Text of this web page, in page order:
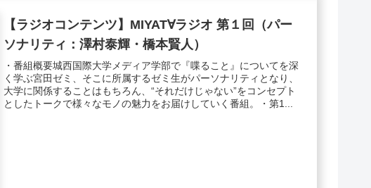
【ラジオコンテンツ】MIYAT∀ラジオ 第１回（パー
ソナリティ：澤村泰輝・橋本賢人）
・番組概要城西国際大学メディア学部で『喋ること』についてを深
く学ぶ宮田ゼミ、そこに所属するゼミ生がパーソナリティとなり、
大学に関係することはもちろん、“それだけじゃない”をコンセプト
としたトークで様々なモノの魅力をお届けしていく番組。・第1...